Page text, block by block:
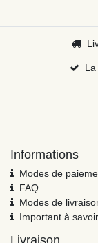
Informations
Modes de
FAQ
Modes de
Important à savoir